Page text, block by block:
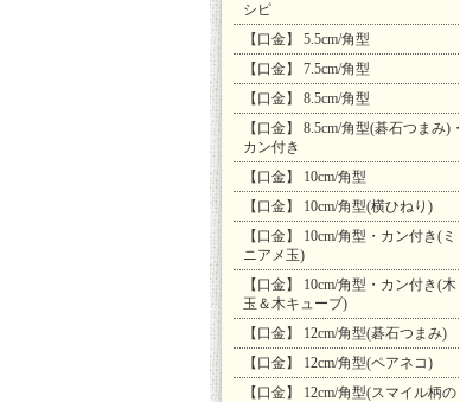
シピ
【口金】 5.5cm/角型
【口金】 7.5cm/角型
【口金】 8.5cm/角型
【口金】 8.5cm/角型(碁石つまみ)・
カン付き
【口金】 10cm/角型
【口金】 10cm/角型(横ひねり)
【口金】 10cm/角型・カン付き(ミ
ニアメ玉)
【口金】 10cm/角型・カン付き(木
玉＆木キューブ)
【口金】 12cm/角型(碁石つまみ)
【口金】 12cm/角型(ペアネコ)
【口金】 12cm/角型(スマイル柄の